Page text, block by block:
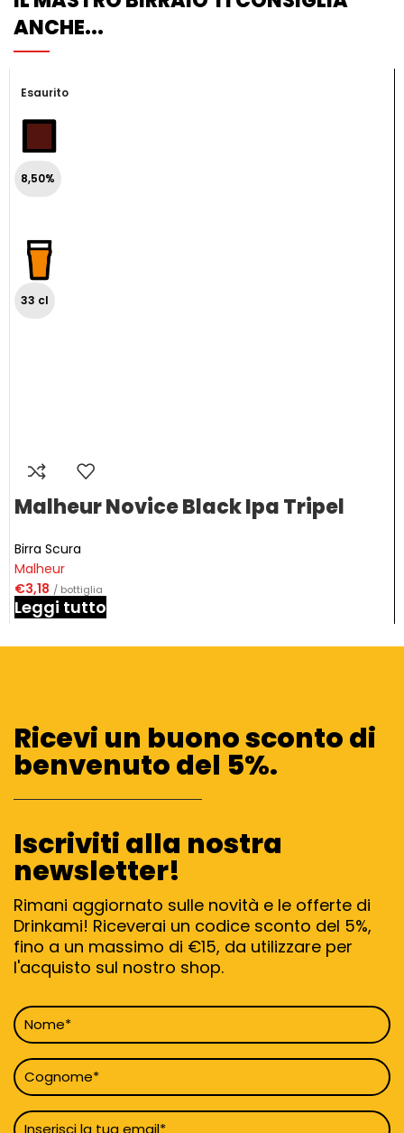
ANCHE...
Esaurito
8,50%
33 cl
Malheur Novice Black Ipa Tripel
Birra Scura
Malheur
€3,18 / bottiglia
Leggi tutto
Ricevi un buono sconto di
benvenuto del 5%.
Iscriviti alla nostra
newsletter!
Rimani aggiornato sulle novità e le offerte di
Drinkami! Riceverai un codice sconto del 5%,
fino a un massimo di €15, da utilizzare per
l'acquisto sul nostro shop.
Nome
*
Cognome
*
Email